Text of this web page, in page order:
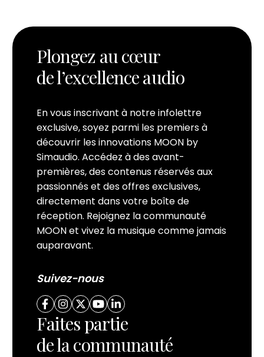
Plongez au cœur
de l’excellence audio
En vous inscrivant à notre infolettre
exclusive, soyez parmi les premiers à
découvrir les innovations MOON by
Simaudio. Accédez à des avant-
premières, des contenus réservés aux
passionnés et des offres exclusives,
directement dans votre boîte de
réception. Rejoignez la communauté
MOON et vivez la musique comme jamais
auparavant.
Suivez-nous
Faites partie
de la communauté